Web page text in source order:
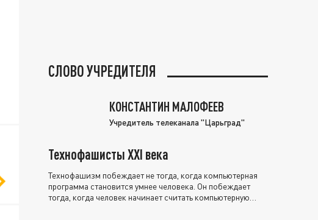
СЛОВО УЧРЕДИТЕЛЯ
КОНСТАНТИН МАЛОФЕЕВ
Учредитель телеканала "Царьград"
Технофашисты XXI века
Технофашизм побеждает не тогда, когда компьютерная
программа становится умнее человека. Он побеждает
тогда, когда человек начинает считать компьютерную